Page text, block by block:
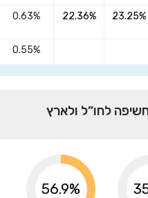
23.25%
22.36%
0.63%
0.55%
לחו”ל ולארץ
64.3%
חינם
הפרטים שמסרתי ישמשו לקבלת פניות, הצעות שיווקיות מאיתנו או